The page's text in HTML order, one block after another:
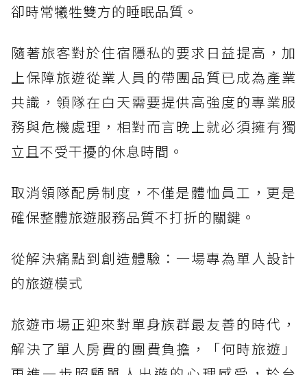
卻時常犧牲雙方的睡眠品質。
隨著旅客對於住宿隱私的要求日益提高，加
上保障旅遊從業人員的帶團品質已成為產業
共識，領隊在白天需要提供高強度的專業服
務與危機處理，相對而言晚上就必須擁有獨
立且不受干擾的休息時間。
取消領隊配房制度，不僅是體恤員工，更是
確保整體旅遊服務品質不打折的關鍵。
從解決痛點到創造體驗：一場專為單人設計
的旅遊模式
旅遊市場正迎來對單身族群最友善的時代，
解決了單人房費的團費負擔，「何時旅遊」